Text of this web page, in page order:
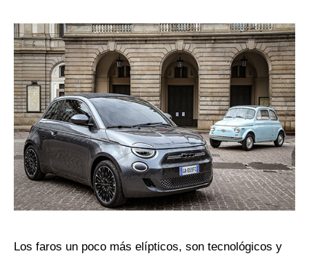
Los faros un poco más elípticos, son tecnológicos y